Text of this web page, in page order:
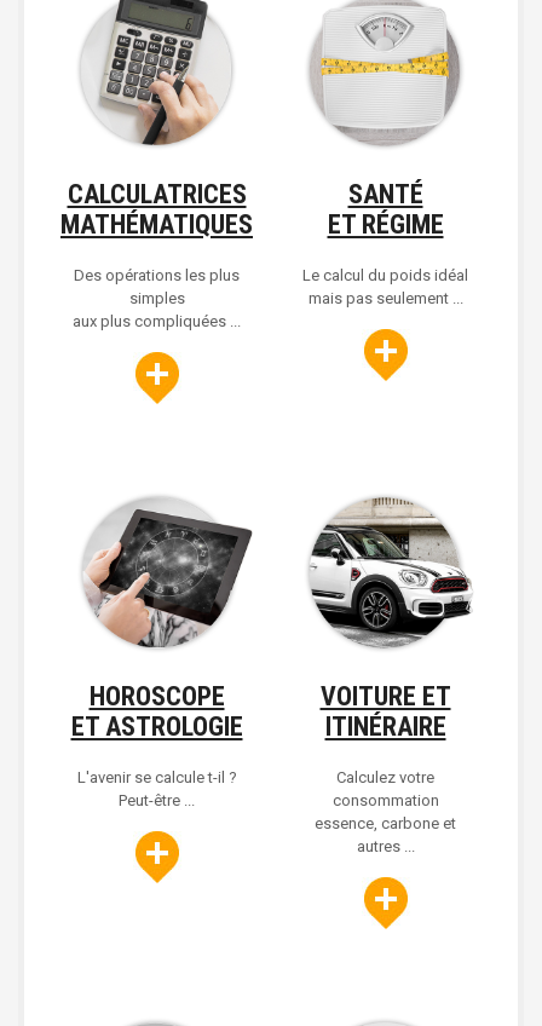
CALCULATRICES
MATHÉMATIQUES
Des opérations les plus
simples
aux plus compliquées ...
SANTÉ
ET RÉGIME
Le calcul du poids idéal
mais pas seulement ...
HOROSCOPE
ET ASTROLOGIE
L'avenir se calcule t-il ?
Peut-être ...
VOITURE ET
ITINÉRAIRE
Calculez votre
consommation
essence, carbone et
autres ...